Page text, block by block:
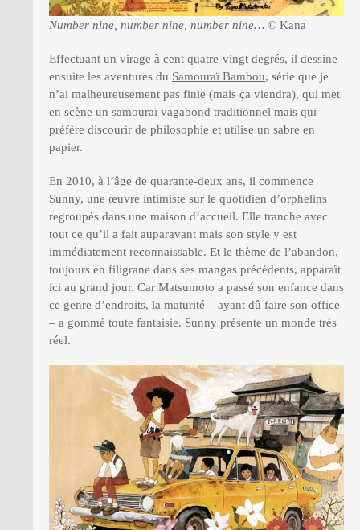
Number nine, number nine, number nine… © Kana
Effectuant un virage à cent quatre-vingt degrés, il dessine
ensuite les aventures du Samouraï Bambou, série que je
n’ai malheureusement pas finie (mais ça viendra), qui met
en scène un samouraï vagabond traditionnel mais qui
préfère discourir de philosophie et utilise un sabre en
papier.
En 2010, à l’âge de quarante-deux ans, il commence
Sunny, une œuvre intimiste sur le quotidien d’orphelins
regroupés dans une maison d’accueil. Elle tranche avec
tout ce qu’il a fait auparavant mais son style y est
immédiatement reconnaissable. Et le thème de l’abandon,
toujours en filigrane dans ses mangas précédents, apparaît
ici au grand jour. Car Matsumoto a passé son enfance dans
ce genre d’endroits, la maturité – ayant dû faire son office
– a gommé toute fantaisie. Sunny présente un monde très
réel.